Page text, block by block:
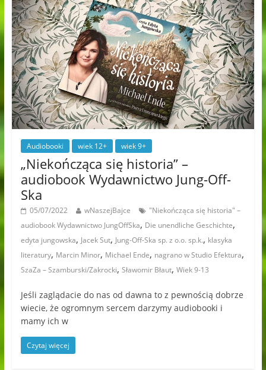
Audiobooki wiek 12+ wiek 9+
„Niekończąca się historia” –
audiobook Wydawnictwo Jung-Off-
Ska
05/07/2022 wNaszejBajce
"Niekończąca się historia" –
audiobook Wydawnictwo JungOffSka, Die unendliche Geschichte,
edyta jungowska, Jacek Sut, Jung-Off-Ska sp. z o.o. sp.k., klasyka
literatury, Marcin Minor, Michael Ende, nagrano w Studio Efektura,
SzaZa – Szamburski/Zakrocki, Sławomir Błaut, Wiek 9-13
Jeśli zaglądacie do nas od dawna to z pewnością dobrze
wiecie, że ogromnym sercem darzymy audiobooki i
mamy ich w
Czytaj więcej